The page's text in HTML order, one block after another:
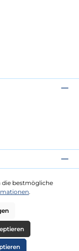
die bestmögliche
.